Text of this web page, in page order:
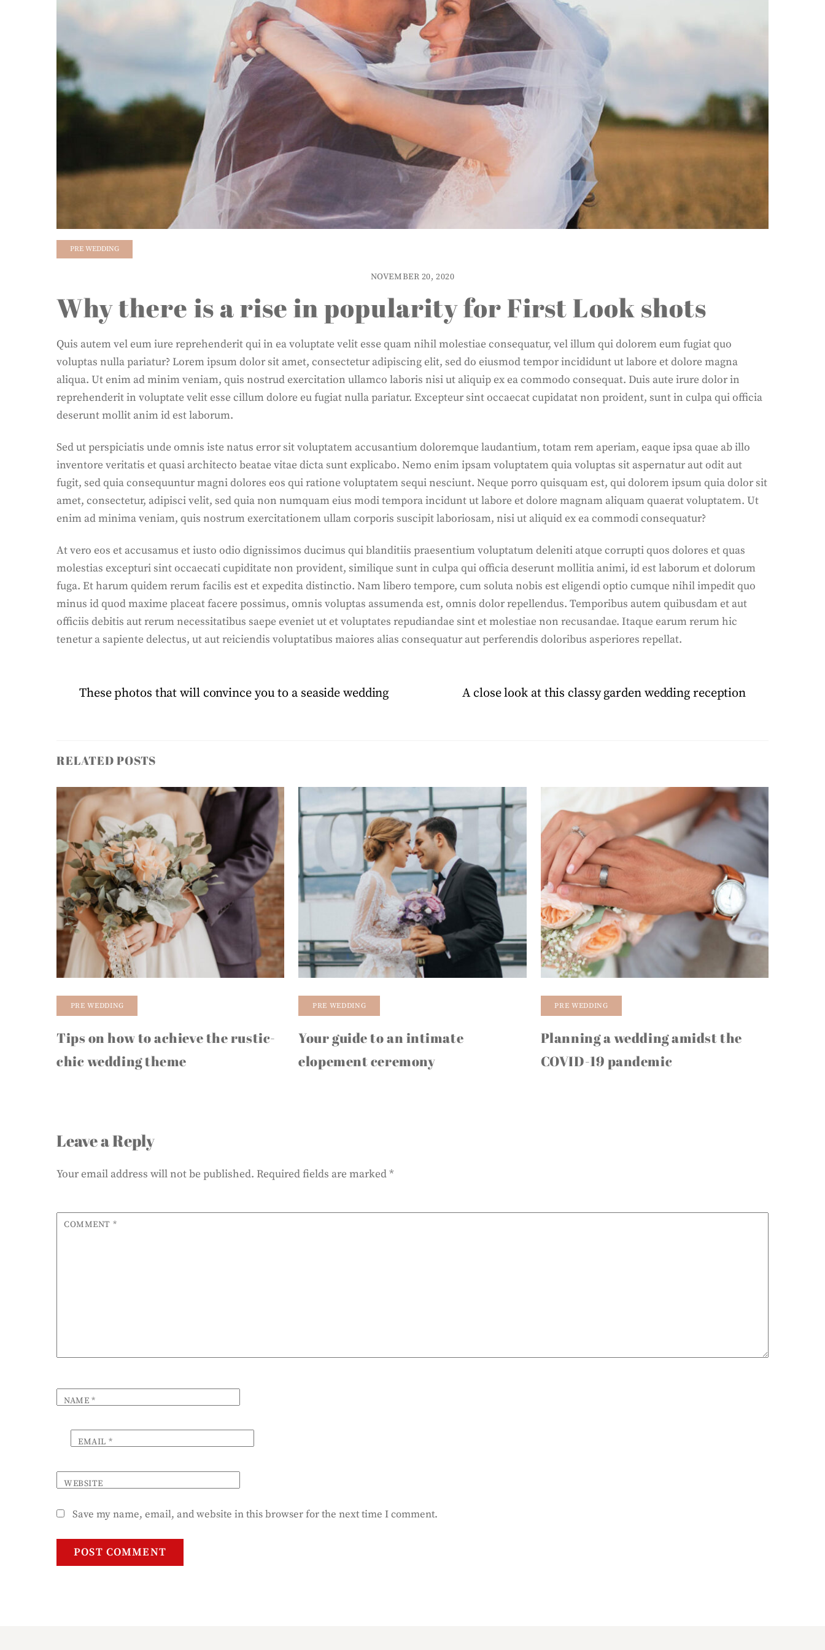
NOVEMBER 20, 2020
Why there is a rise in popularity for First Look shots
PRE WEDDING
Quis autem vel eum iure reprehenderit qui in ea voluptate velit esse quam nihil molestiae consequatur, vel illum qui dolorem eum fugiat quo
voluptas nulla pariatur? Lorem ipsum dolor sit amet, consectetur adipiscing elit, sed do eiusmod tempor incididunt ut labore et dolore magna
aliqua. Ut enim ad minim veniam, quis nostrud exercitation ullamco laboris nisi ut aliquip ex ea commodo consequat. Duis aute irure dolor in
reprehenderit in voluptate velit esse cillum dolore eu fugiat nulla pariatur. Excepteur sint occaecat cupidatat non proident, sunt in culpa qui officia
deserunt mollit anim id est laborum.
Sed ut perspiciatis unde omnis iste natus error sit voluptatem accusantium doloremque laudantium, totam rem aperiam, eaque ipsa quae ab illo
inventore veritatis et quasi architecto beatae vitae dicta sunt explicabo. Nemo enim ipsam voluptatem quia voluptas sit aspernatur aut odit aut
fugit, sed quia consequuntur magni dolores eos qui ratione voluptatem sequi nesciunt. Neque porro quisquam est, qui dolorem ipsum quia dolor sit
amet, consectetur, adipisci velit, sed quia non numquam eius modi tempora incidunt ut labore et dolore magnam aliquam quaerat voluptatem. Ut
enim ad minima veniam, quis nostrum exercitationem ullam corporis suscipit laboriosam, nisi ut aliquid ex ea commodi consequatur?
At vero eos et accusamus et iusto odio dignissimos ducimus qui blanditiis praesentium voluptatum deleniti atque corrupti quos dolores et quas
molestias excepturi sint occaecati cupiditate non provident, similique sunt in culpa qui officia deserunt mollitia animi, id est laborum et dolorum
fuga. Et harum quidem rerum facilis est et expedita distinctio. Nam libero tempore, cum soluta nobis est eligendi optio cumque nihil impedit quo
minus id quod maxime placeat facere possimus, omnis voluptas assumenda est, omnis dolor repellendus. Temporibus autem quibusdam et aut
officiis debitis aut rerum necessitatibus saepe eveniet ut et voluptates repudiandae sint et molestiae non recusandae. Itaque earum rerum hic
tenetur a sapiente delectus, ut aut reiciendis voluptatibus maiores alias consequatur aut perferendis doloribus asperiores repellat.
These photos that will convince you to a seaside wedding A close look at this classy garden wedding reception
RELATED POSTS
PRE WEDDING
Tips on how to achieve the rustic-
chic wedding theme
PRE WEDDING
Your guide to an intimate
elopement ceremony
PRE WEDDING
Planning a wedding amidst the
COVID-19 pandemic
Leave a Reply
Your email address will not be published. Required fields are marked*
COMMENT *
NAME *
EMAIL *
WEBSITE
Save my name, email, and website in this browser for the next time I comment.